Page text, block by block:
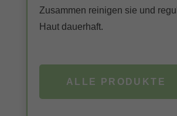
Zusammen reinigen sie und
Haut dauerhaft.
ALLE PRODUKTE